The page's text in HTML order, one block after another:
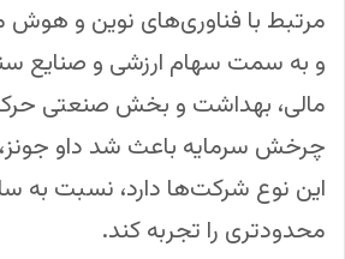
مرتبط با فناوری‌های نوین و
و به سمت سهام ارزشی و صنایع
مالی، بهداشت و بخش صنعتی
چرخش سرمایه باعث شد داو
این نوع شرکت‌ها دارد، نسبت به
محدودتری را تجربه کند.